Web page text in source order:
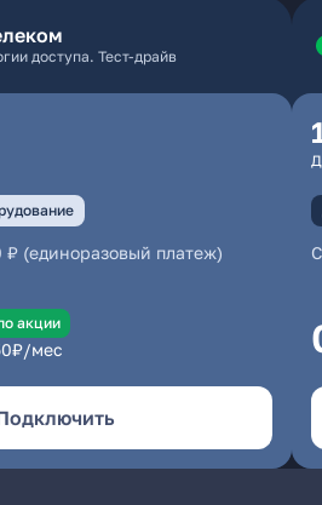
доступа. Тест-драйв
₽ (единоразовый платеж)
акции
₽/мес